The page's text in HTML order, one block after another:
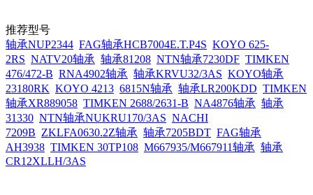
推荐型号
轴承NUP2344 FAG轴承HCB7004E.T.P4S KOYO 625-
2RS NATV20轴承 轴承81208 NTN轴承7230DF TIMKEN
476/472-B RNA4902轴承 轴承KRVU32/3AS KOYO轴承
23180RK KOYO 4213 6815N轴承 轴承LR200KDD TIMKEN
轴承XR889058 TIMKEN 2688/2631-B NA4876轴承 轴承
31330 NTN轴承NUKRU170/3AS NACHI
7209B ZKLFA0630.2Z轴承 轴承7205BDT FAG轴承
AH3938 TIMKEN 30TP108 M667935/M667911轴承 轴承
CR12XLLH/3AS